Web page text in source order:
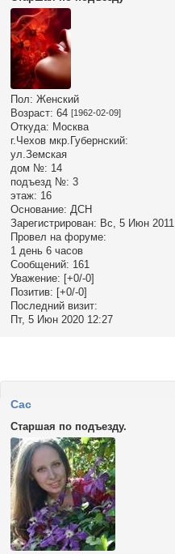
Пол: Женский
Возраст: 64 [1962-02-09]
Откуда: Москва
г.Чехов мкр.Губернский:
ул.Земская
дом №: 14
подъезд №: 3
этаж: 16
Основание: ДСН
Зарегистрирован: Вс, 5 Июн 2011
Провел на форуме:
1 день 6 часов
Сообщений: 161
Уважение: [+0/-0]
Позитив: [+0/-0]
Последний визит:
Пт, 5 Июн 2020 12:27
Cac
Старшая по подъезду.